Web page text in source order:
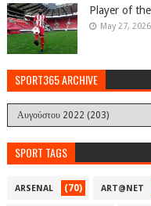
Player of
May 27, 2026
SPORT365 ARCHIVE
SPORT TAGS
ARSENAL (70) ART@NET